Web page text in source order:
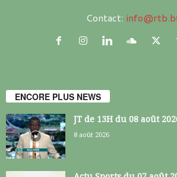
Contact:
ENCORE PLUS NEWS
JT de 13H du 08 août
8 août 2026